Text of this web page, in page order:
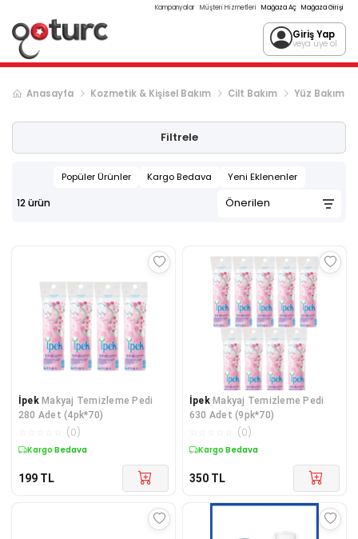
Kampanyalar Müşteri Hizmetleri Mağaza Aç Mağaza Girişi
Giriş Yap
veya üye ol
Anasayfa Kozmetik & Kişisel Bakım Cilt Bakım Yüz Bakım
Filtrele
Popüler Ürünler Kargo Bedava Yeni Eklenenler
12ürün
İpek Makyaj Temizleme Pedi
280 Adet (4pk*70)
(0)
Kargo Bedava
199 TL
İpek Makyaj Temizleme Pedi
630 Adet (9pk*70)
(0)
Kargo Bedava
350 TL